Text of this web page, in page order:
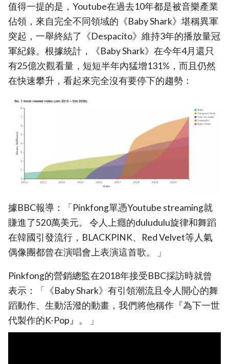
值得一提的是，Youtube在過去10年都是被音樂產業
佔領，來自完全不同領域的《Baby Shark》堪稱異軍
突起，一舉終結了《Despacito》維持3年的播放量冠
軍紀錄。根據統計，《Baby Shark》在今年4月還只
有25億次觀看量，短短半年內猛增131%，而且仍然
在快速攀升，看起來完全沒有要停下的趨勢：
據BBC報導：「Pinkfong單憑Youtube streaming就
賺進了520萬美元。 令人上癮的duludulu旋律和舞蹈
在韓國引發流行，BLACKPINK、Red Velvet等人氣
偶像團都曾在演唱會上表演這首歌。 」
Pinkfong的營銷總監在2018年接受BBC採訪時就曾
表示：「《Baby Shark》有引領潮流且令人開心的舞
蹈動作、生動活潑的動畫，我們將他稱作『為下一世
代製作的K-Pop』。 」